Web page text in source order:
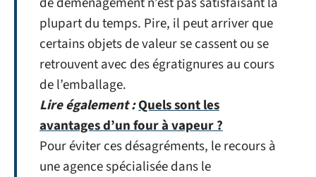
plupart du temps. Pire, il peut arriver que
certains objets de valeur se cassent ou se
retrouvent avec des égratignures au cours
de l’emballage.
Lire également :Quels sont les
avantages d’un four à vapeur ?
Pour éviter ces désagréments, le recours à
une agence spécialisée dans le